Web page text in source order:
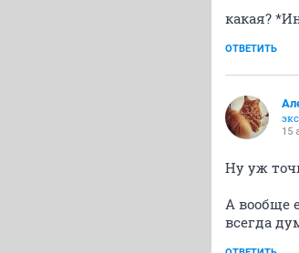
какая?
ОТВЕТИТЬ
15
Ну уж
А вообще
всегда